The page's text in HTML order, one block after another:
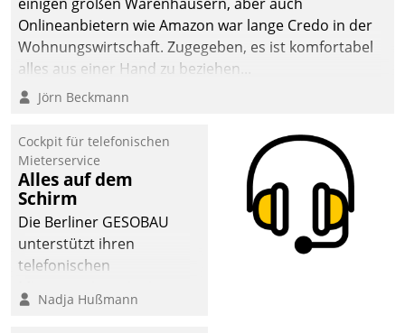
man auf
Cloudtechnologie,
bewährte und Startup-
agile Projektmethoden.
Onlineanbietern wie Amazon war lange Credo in der
Wohnungswirtschaft. Zugegeben, es ist komfortabel
alles aus einer Hand zu beziehen...
Jörn Beckmann
Cockpit für telefonischen
Mieterservice
Alles auf dem
Schirm
Die Berliner GESOBAU
unterstützt ihren
telefonischen
digitalen Cockpit, das
Nadja Hußmann